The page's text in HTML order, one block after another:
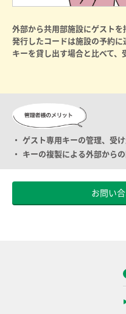
外部から共用部施設にゲスト
発行したコードは施設の予約に
キーを貸し出す場合と比べて、
管理者様のメリット
・ ゲスト専用キーの管理、受
・ キーの複製による外部から
お問い